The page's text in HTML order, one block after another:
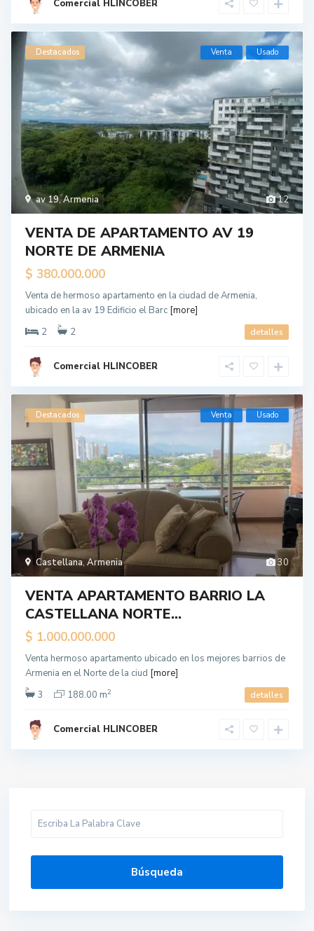
Comercial HLINCOBER
12
av 19,Armenia
Destacados Venta Usado
VENTA DE APARTAMENTO AV 19
NORTE DE ARMENIA
$ 380.000.000
Venta de hermoso apartamento en la ciudad de Armenia,
ubicado en la av 19 Edificio el Barc [more]
2
2 detalles
Comercial HLINCOBER
30
Castellana,Armenia
Destacados Venta Usado
VENTA APARTAMENTO BARRIO LA
CASTELLANA NORTE...
$ 1.000.000.000
Venta hermoso apartamento ubicado en los mejores barrios de
Armenia en el Norte de la ciud [more]
3
188.00 m2 detalles
Comercial HLINCOBER
Búsqueda